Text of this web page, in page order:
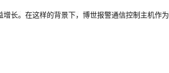
长。在这样的背景下，博世报警通信控制主机作